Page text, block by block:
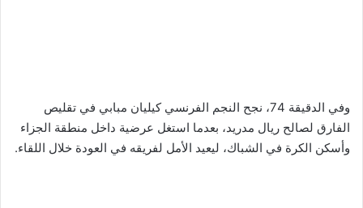
وفي الدقيقة 74، نجح النجم الفرنسي كيليان مبابي في تقليص
الفارق لصالح ريال مدريد، بعدما استغل عرضية داخل منطقة الجزاء
وأسكن الكرة في الشباك، ليعيد الأمل لفريقه في العودة خلال اللقاء.